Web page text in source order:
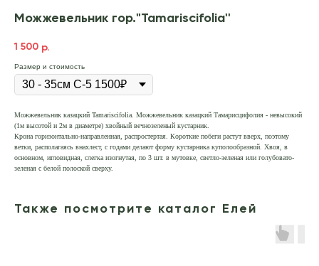
Можжевельник гор."Tamariscifolia''
1 500 р.
Размер и стоимость
Можжевельник казацкий Tamariscifolia. Можжевельник казацкий Тамарисцифолия - невысокий
(1м высотой и 2м в диаметре) хвойный вечнозеленый кустарник.
Крона горизонтально-направленная, распростертая. Короткие побеги растут вверх, поэтому
ветки, располагаясь внахлест, с годами делают форму кустарника куполообразной. Хвоя, в
основном, игловидная, слегка изогнутая, по 3 шт. в мутовке, светло-зеленая или голубовато-
зеленая с белой полоской сверху.
Также посмотрите каталог Елей